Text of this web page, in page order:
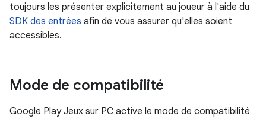
toujours les présenter explicitement au joueur à l'aide du
SDK des entrées afin de vous assurer qu'elles soient
accessibles.
Mode de compatibilité
Google Play Jeux sur PC active le mode de compatibilité